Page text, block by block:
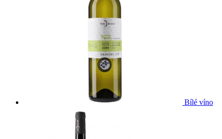
Bílé víno